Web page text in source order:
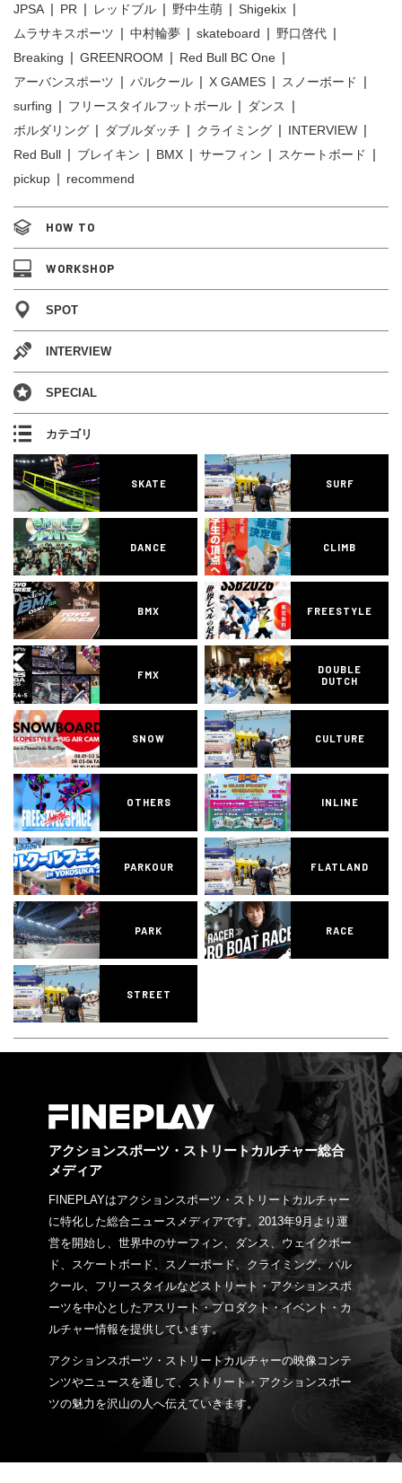
JPSA PR レッドブル 野中生萌
Shigekix
ムラサキスポーツ
中村輪夢 skateboard
野口啓代
Breaking
GREENROOM
Red Bull BC One
アーバンスポーツ
パルクール X GAMES
スノーボード
surfing
フリースタイルフットボール
ダンス
ボルダリング
ダブルダッチ クライミング
INTERVIEW
Red Bull
ブレイキン BMX サーフィン
スケートボード
pickup
recommend
HOW TO
WORKSHOP
SPOT
INTERVIEW
SPECIAL
カテゴリ
SKATE SURF
DANCE CLIMB
BMX FREESTYLE
FMX
DOUBLE
DUTCH
SNOW CULTURE
OTHERS INLINE
PARKOUR FLATLAND
PARK RACE
STREET
アクションスポーツ・ストリートカルチャー総合
メディア
FINEPLAYはアクションスポーツ・ストリートカルチャー
に特化した総合ニュースメディアです。2013年9月より運
営を開始し、世界中のサーフィン、ダンス、ウェイクボー
ド、スケートボード、スノーボード、クライミング、パル
クール、フリースタイルなどストリート・アクションスポ
ーツを中心としたアスリート・プロダクト・イベント・カ
ルチャー情報を提供しています。
アクションスポーツ・ストリートカルチャーの映像コンテ
ンツやニュースを通して、ストリート・アクションスポー
ツの魅力を沢山の人へ伝えていきます。